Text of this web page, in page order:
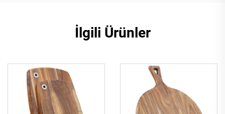
İlgili Ürünler